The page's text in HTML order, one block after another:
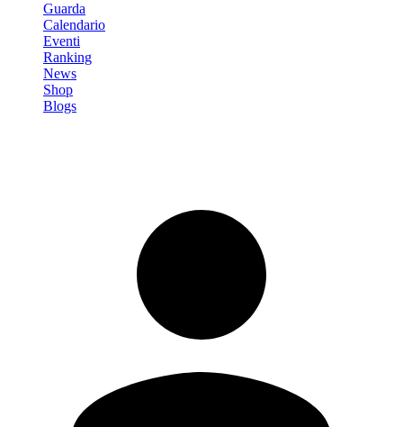
Guarda
Calendario
Eventi
Ranking
News
Shop
Blogs